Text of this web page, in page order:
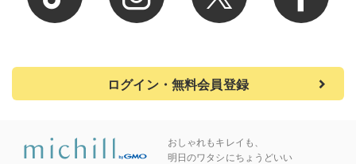
ログイン・無料会員登録
おしゃれもキレイも、
明日のワタシにちょうどいい